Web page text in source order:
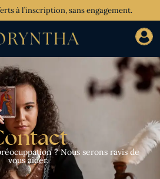
à l’inscription, sans engagement.
? Nous serons ravis de
vous aider.